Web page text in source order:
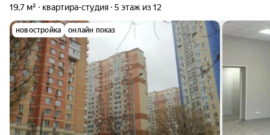
19,7 м² квартира-студия 5 этаж из 12
новостройка онлайн показ